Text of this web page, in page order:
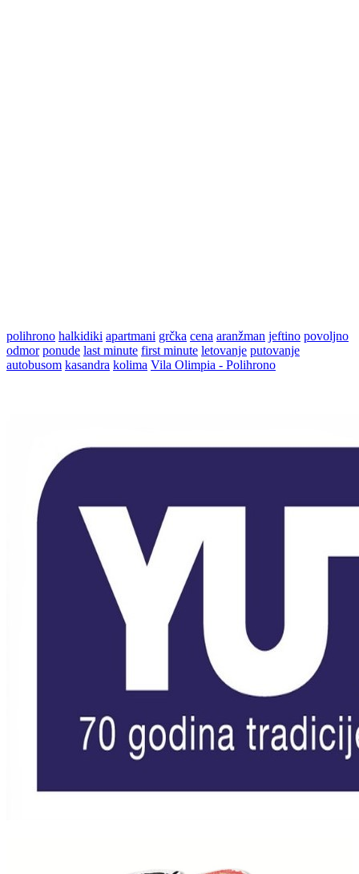
polihrono halkidiki apartmani grčka cena aranžman jeftino povoljno
odmor ponude last minute first minute letovanje putovanje
autobusom kasandra kolima Vila Olimpia - Polihrono